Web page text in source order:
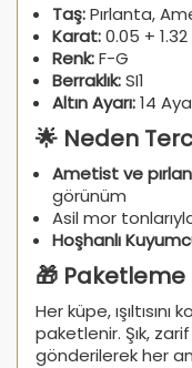
Taş:Pırlanta,
Karat:0.05 + 1.32
Renk:F-G
Berraklık:SI1
Altın Ayarı:14
🌟 Neden
Ametist ve
görünüm
Asil mor
Hoşhanlı
🎁 Paketleme
Her küpe,
paketlenir. Şık,
gönderilerek her